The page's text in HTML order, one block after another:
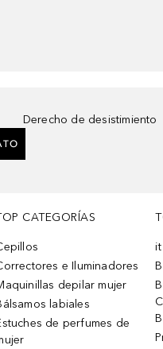
Derecho de desistimiento
CATEGORÍAS
e Iluminadores
depilar mujer
labiales
de perfumes de